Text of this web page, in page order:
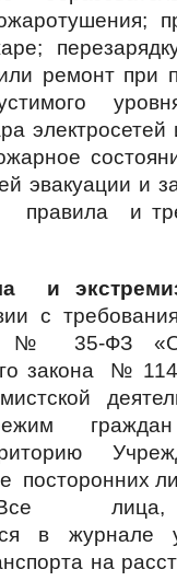
ремонт при
электросетей
эвакуации и
правила и
и
с
№ 35-ФЗ «О
закона №
режим
посторонних
Все
в журнале
на